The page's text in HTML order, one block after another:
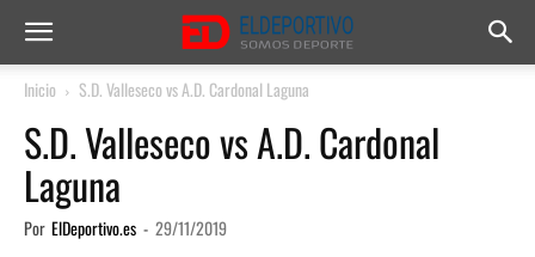
Inicio S.D. Valleseco vs A.D. Cardonal Laguna
S.D. Valleseco vs A.D. Cardonal
Laguna
Por ElDeportivo.es - 29/11/2019